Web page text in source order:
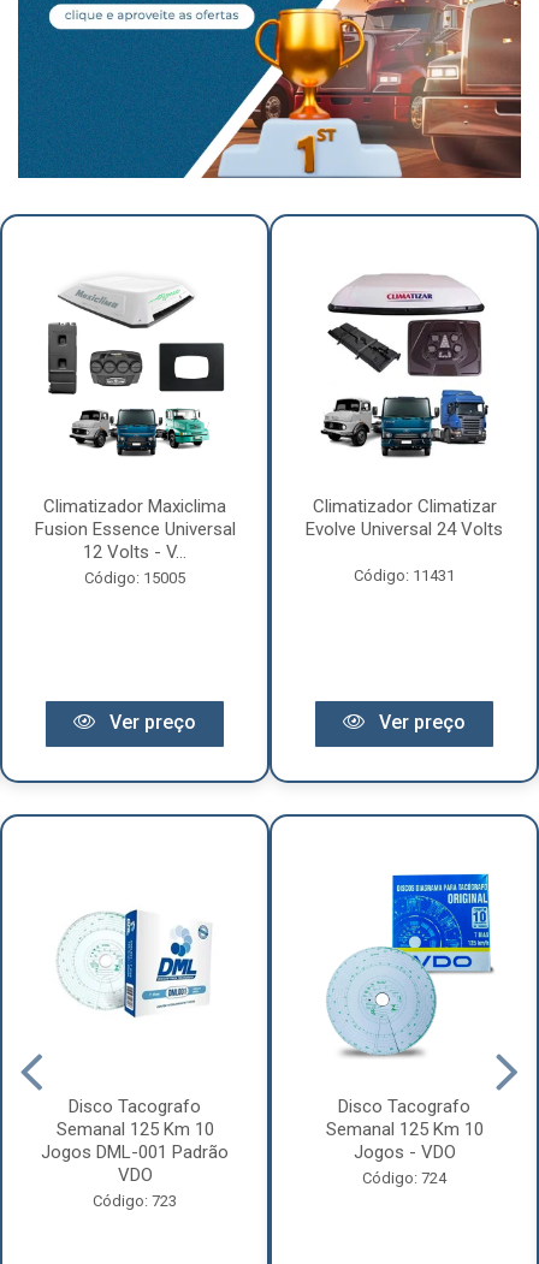
Climatizador Maxiclima
Fusion Essence Universal
12 Volts - V...
Código: 15005
Ver preço
Climatizador Climatizar
Evolve Universal 24 Volts
Código: 11431
Ver preço
Disco Tacografo
Semanal 125 Km 10
Jogos DML-001 Padrão
VDO
Código: 723
Disco Tacografo
Semanal 125 Km 10
Jogos - VDO
Código: 724